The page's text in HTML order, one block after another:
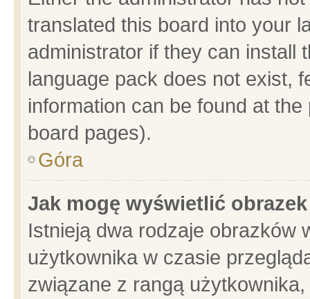
translated this board into your
administrator if they can install
language pack does not exist,
information can be found at
board pages).
Góra
Jak mogę wyświetlić
Istnieją dwa rodzaje obrazków
użytkownika w czasie
związane z rangą